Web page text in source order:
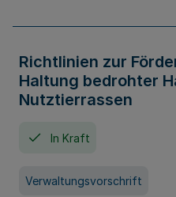
Richtlinien zur
Haltung bedrohter
Nutztierrassen
In Kraft
Verwaltungsvorschrift